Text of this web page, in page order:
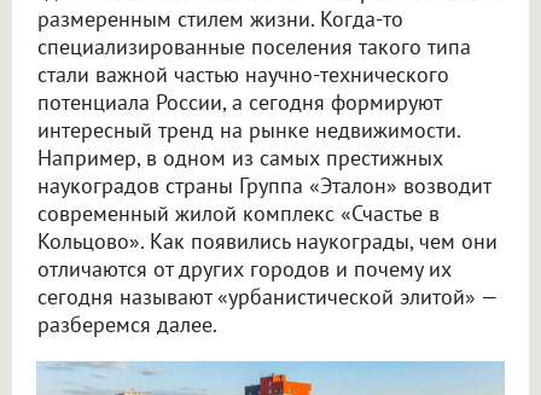
размеренным стилем жизни. Когда-то
специализированные поселения такого типа
стали важной частью научно-технического
потенциала России, а сегодня формируют
интересный тренд на рынке недвижимости.
Например, в одном из самых престижных
наукоградов страны Группа «Эталон» возводит
современный жилой комплекс «Счастье в
Кольцово». Как появились наукограды, чем они
отличаются от других городов и почему их
сегодня называют «урбанистической элитой» —
разберемся далее.